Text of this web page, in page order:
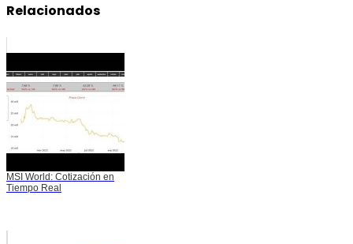
Relacionados
MSI World: Cotización en
Tiempo Real